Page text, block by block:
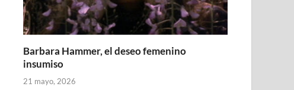
Barbara Hammer, el deseo femenino
insumiso
21 mayo, 2026